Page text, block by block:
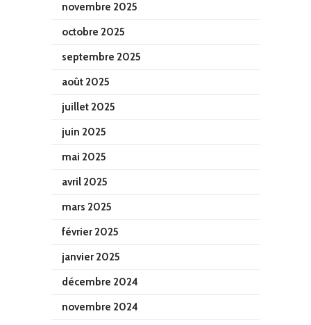
novembre 2025
octobre 2025
septembre 2025
août 2025
juillet 2025
juin 2025
mai 2025
avril 2025
mars 2025
février 2025
janvier 2025
décembre 2024
novembre 2024